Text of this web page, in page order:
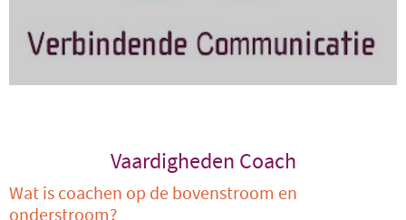
Vaardigheden Coach
Wat is coachen op de bovenstroom en